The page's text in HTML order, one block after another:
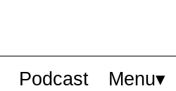
Podcast Menu